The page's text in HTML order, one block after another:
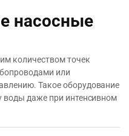
насосные
количеством точек
или
Такое оборудование
воды даже при интенсивном